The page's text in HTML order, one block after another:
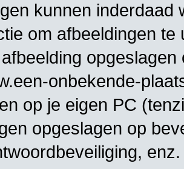
kunnen inderdaad
om afbeeldingen
onbekende-
op je eigen PC
opgeslagen op